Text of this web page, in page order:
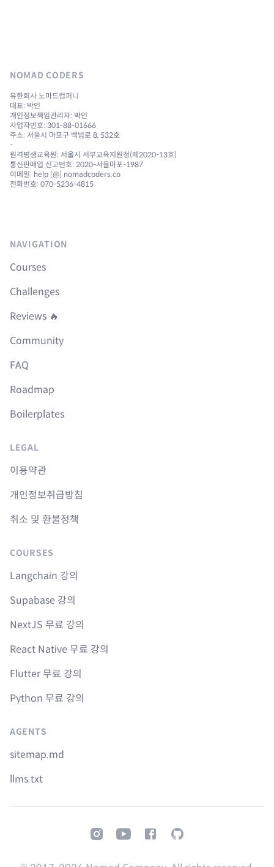
NOMAD CODERS
유한회사 노마드컴퍼니
대표: 박인
개인정보책임관리자: 박인
사업자번호: 301-88-01666
주소: 서울시 마포구 백범로 8, 532호
-
원격평생교육원: 서울시 서부교육지원청(제2020-13호)
통신판매업 신고번호: 2020-서울마포-1987
이메일: help [@] nomadcoders.co
전화번호: 070-5236-4815
NAVIGATION
Courses
Challenges
Reviews 🔥
Community
FAQ
Roadmap
Boilerplates
LEGAL
이용약관
개인정보취급방침
취소 및 환불정책
COURSES
Langchain 강의
Supabase 강의
NextJS 무료 강의
React Native 무료 강의
Flutter 무료 강의
Python 무료 강의
AGENTS
sitemap.md
llms.txt
InstagramYoutubeFacebookGitHub